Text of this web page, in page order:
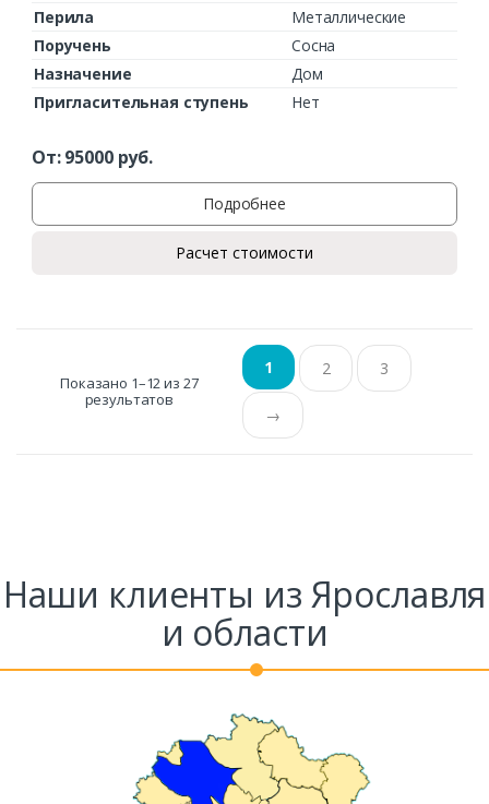
Перила
Металлические
Поручень
Сосна
Назначение
Дом
Пригласительная ступень
Нет
От:95000руб.
Подробнее
Расчет стоимости
Показано 1–12 из 27
результатов
1 2 3
→
Наши клиенты из Ярославля
и области